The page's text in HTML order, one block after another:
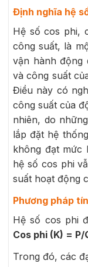
Định nghĩa hệ
Hệ số cos phi,
công suất, là
vận hành động
và công suất
Điều này có
công suất của
nhiên, do
lắp đặt hệ
không đạt mức
hệ số cos phi
suất hoạt động
Phương pháp
Hệ số cos phi
Cos phi (K) = P/
Trong đó, các